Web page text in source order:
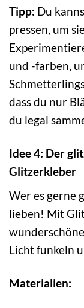
Tipp: Du
pressen, um
und -farben,
dass du nur
du legal
Idee 4: Der
Glitzerkleber
Wer es gerne
lieben! Mit
Licht funkeln
Materialien: